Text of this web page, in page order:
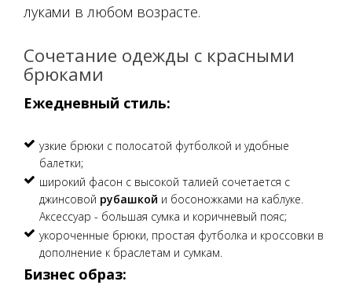
луками в любом возрасте.
Сочетание одежды с красными
брюками
Ежедневный стиль:
узкие брюки с полосатой футболкой и удобные
балетки;
широкий фасон с высокой талией сочетается с
джинсовой рубашкой и босоножками на каблуке.
Аксессуар - большая сумка и коричневый пояс;
укороченные брюки, простая футболка и кроссовки в
дополнение к браслетам и сумкам.
Бизнес образ: